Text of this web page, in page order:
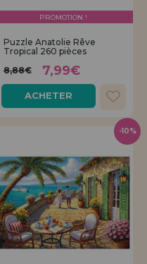
PROMOTION !
Puzzle Anatolie Rêve
Tropical 260 pièces
8,88€
7,99€
ACHETER
-10%